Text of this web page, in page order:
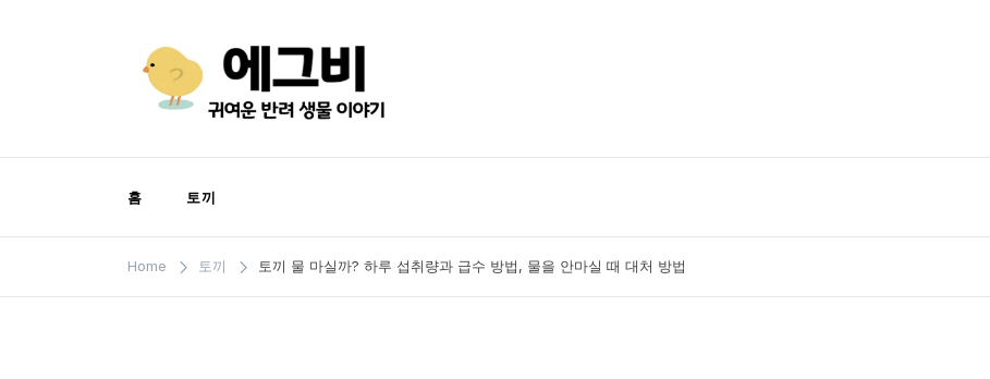
에그비
홈 토끼
Home 토끼 토끼 물 마실까? 하루 섭취량과 급수 방법, 물을 안마실 때 대처 방법